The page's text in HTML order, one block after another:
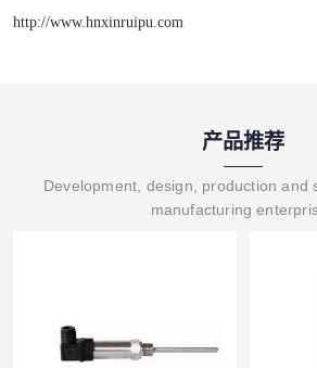
http://www.hnxinruipu.com
产品推荐
Development, design, production and
manufacturing